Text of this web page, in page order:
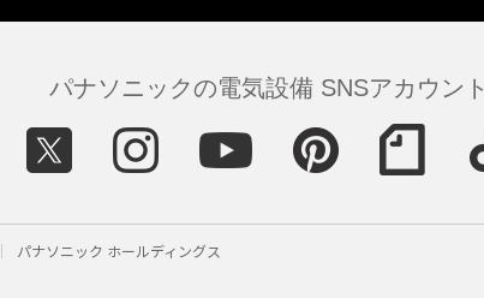
パナソニックの電気設備 SNSアカウント
パナソニック ホールディングス